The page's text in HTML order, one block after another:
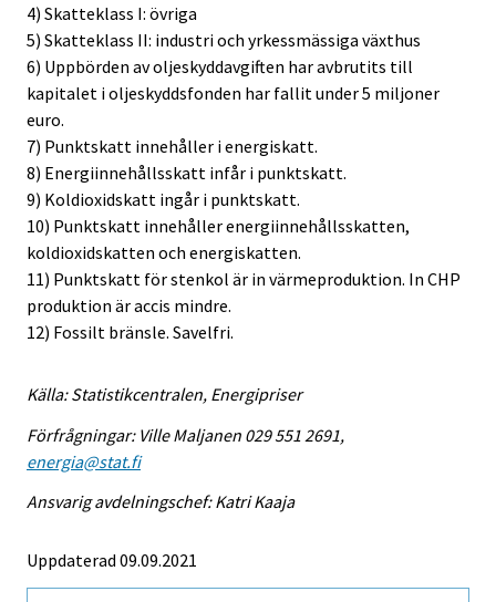
4) Skatteklass I: övriga
5) Skatteklass II: industri och yrkessmässiga växthus
6) Uppbörden av oljeskyddavgiften har avbrutits till
kapitalet i oljeskyddsfonden har fallit under 5 miljoner
euro.
7) Punktskatt innehåller i energiskatt.
8) Energiinnehållsskatt infår i punktskatt.
9) Koldioxidskatt ingår i punktskatt.
10) Punktskatt innehåller energiinnehållsskatten,
koldioxidskatten och energiskatten.
11) Punktskatt för stenkol är in värmeproduktion. In CHP
produktion är accis mindre.
12) Fossilt bränsle. Savelfri.
Källa: Statistikcentralen, Energipriser
Förfrågningar: Ville Maljanen 029 551 2691,
energia@stat.fi
Ansvarig avdelningschef: Katri Kaaja
Uppdaterad 09.09.2021